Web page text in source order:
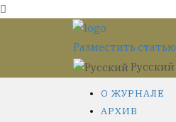
Разместить статью
Русский
О ЖУРНАЛЕ
АРХИВ